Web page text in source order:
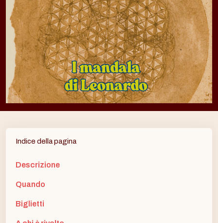
Indice della pagina
Descrizione
Quando
Biglietti